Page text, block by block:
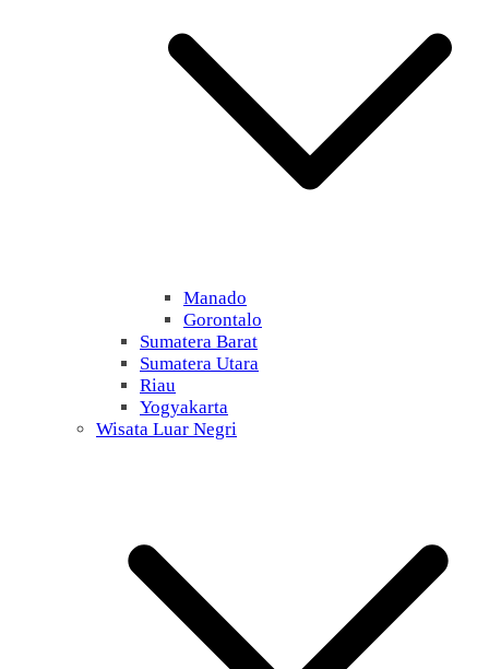
Manado
Gorontalo
Sumatera Barat
Sumatera Utara
Riau
Yogyakarta
Wisata Luar Negri